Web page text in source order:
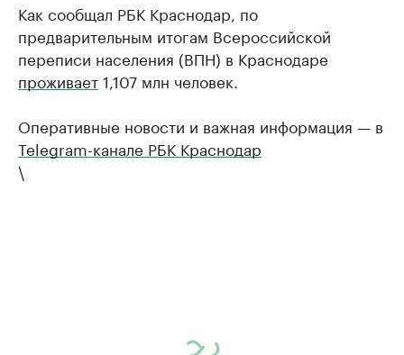
Как сообщал РБК Краснодар, по
предварительным итогам Всероссийской
переписи населения (ВПН) в Краснодаре
проживает1,107 млн человек.
Оперативные новости и важная информация — в
Telegram-канале РБК Краснодар
\